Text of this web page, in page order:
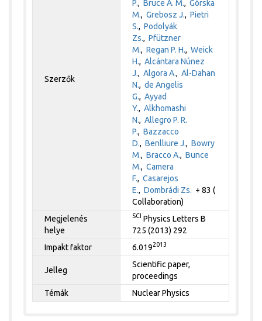
Szerzők
P.,Bruce A. M.,Górska
M.,Grebosz J.,Pietri
S.,Podolyák
Zs.,Pfützner
M.,Regan P. H.,Weick
H.,Alcántara Núnez
J.,Algora A.,Al-Dahan
N.,de Angelis
G.,Ayyad
Y.,Alkhomashi
N.,Allegro P. R.
P.,Bazzacco
D.,Benlliure J.,Bowry
M.,Bracco A.,Bunce
M.,Camera
F.,Casarejos
E.,Dombrádi Zs. + 83 (
Collaboration)
Megjelenés
helye
SCI Physics Letters B
725 (2013) 292
Impakt faktor
6.0192013
Jelleg
Scientific paper,
proceedings
Témák
Nuclear Physics